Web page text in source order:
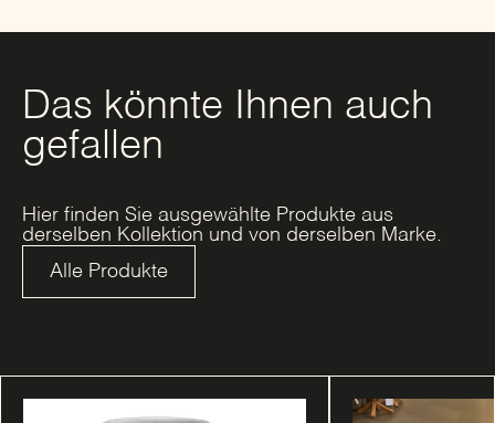
Das könnte Ihnen auch
gefallen
Hier finden Sie ausgewählte Produkte aus
derselben Kollektion und von derselben Marke.
Alle Produkte